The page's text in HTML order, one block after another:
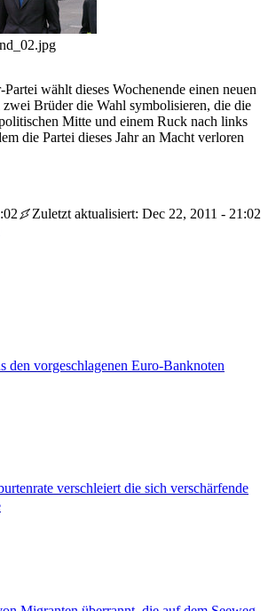
wählt dieses Wochenende einen neuen
Brüder die Wahl symbolisieren, die die
Mitte und einem Ruck nach links
die Partei dieses Jahr an Macht verloren
Zuletzt aktualisiert: Dec 22, 2011 - 21:02
den vorgeschlagenen Euro-Banknoten
verschleiert die sich verschärfende